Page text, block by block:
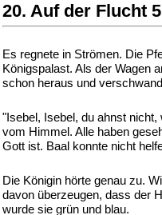
20. Auf der Flucht 5
Es regnete in Strömen. Die
Königspalast. Als der Wagen
schon heraus und
"Isebel, Isebel, du ahnst
vom Himmel. Alle haben
Gott ist. Baal konnte nicht
Die Königin hörte genau zu.
davon überzeugen, dass der
wurde sie grün und blau.